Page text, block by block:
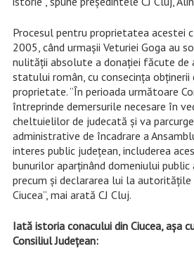
Procesul pentru proprietatea acestei
2005, când urmașii Veturiei Goga au
nulității absolute a donației făcute de
statului român, cu consecința obținerii
proprietate. ”În perioada următoare
întreprinde demersurile necesare în
cheltuielilor de judecată și va
administrative de încadrare a
interes public județean, includerea
bunurilor aparținând domeniului public
precum și declararea lui la
Ciucea”, mai arată CJ Cluj.
Iată istoria conacului din Ciucea, așa
Consiliul Județean: